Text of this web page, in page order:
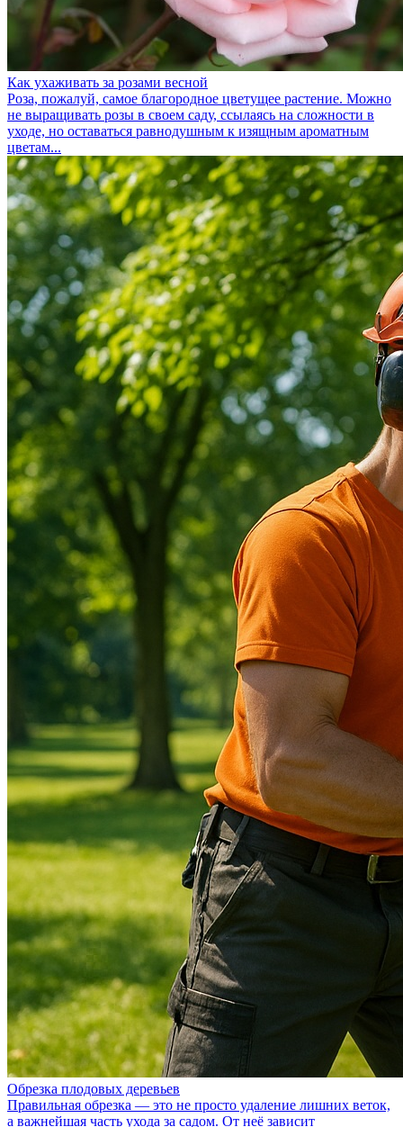
Как ухаживать за розами весной
Роза, пожалуй, самое благородное цветущее растение. Можно
не выращивать розы в своем саду, ссылаясь на сложности в
уходе, но оставаться равнодушным к изящным ароматным
цветам...
Обрезка плодовых деревьев
Правильная обрезка — это не просто удаление лишних веток,
а важнейшая часть ухода за садом. От неё зависит